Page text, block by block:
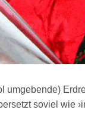
soviel wie